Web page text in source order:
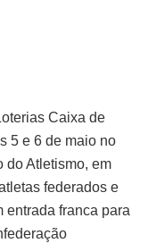
Caixa de
5 e 6 de maio no
do Atletismo, em
federados e
entrada franca para